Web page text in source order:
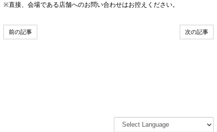
※直接、会場である店舗へのお問い合わせはお控えください。
次の記事
前の記事